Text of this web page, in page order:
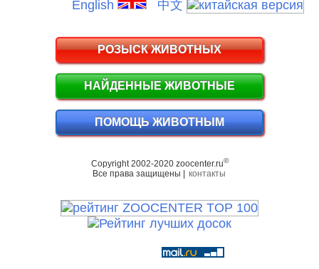
English 中文
РОЗЫСК ЖИВОТНЫХ
НАЙДЕННЫЕ ЖИВОТНЫЕ
ПОМОЩЬ ЖИВОТНЫМ
Copyright 2002-2020 zoocenter.ru©
Все права защищены | контакты